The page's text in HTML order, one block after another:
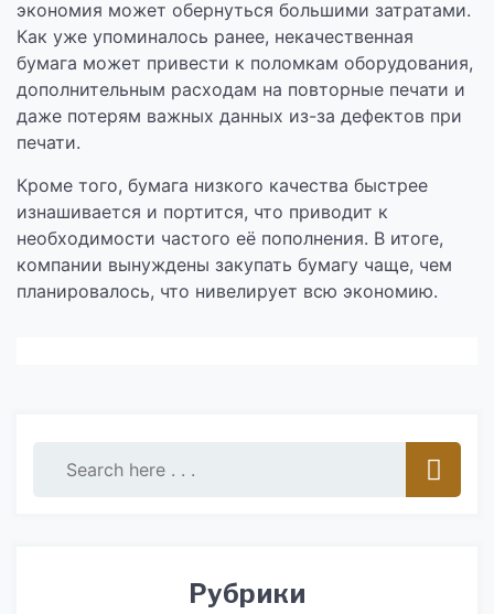
экономия может обернуться большими затратами.
Как уже упоминалось ранее, некачественная
бумага может привести к поломкам оборудования,
дополнительным расходам на повторные печати и
даже потерям важных данных из-за дефектов при
печати.
Кроме того, бумага низкого качества быстрее
изнашивается и портится, что приводит к
необходимости частого её пополнения. В итоге,
компании вынуждены закупать бумагу чаще, чем
планировалось, что нивелирует всю экономию.
Рубрики